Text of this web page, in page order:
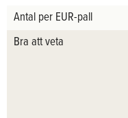
Antal per EUR-pall
Bra att veta